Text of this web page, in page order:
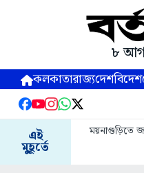
৮
কলকাতারাজ্যদেশবিদেশ
এই
মুহূর্তে
ময়নাগুড়িতে